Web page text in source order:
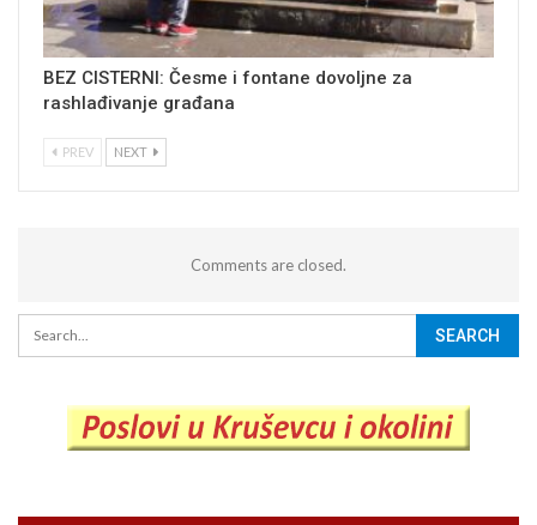
BEZ CISTERNI: Česme i fontane dovoljne za
rashlađivanje građana
PREV NEXT
Comments are closed.